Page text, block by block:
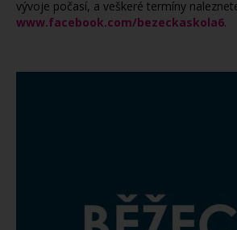
vývoje počasí, a veškeré termíny
www.facebook.com/bezeckaskola6.